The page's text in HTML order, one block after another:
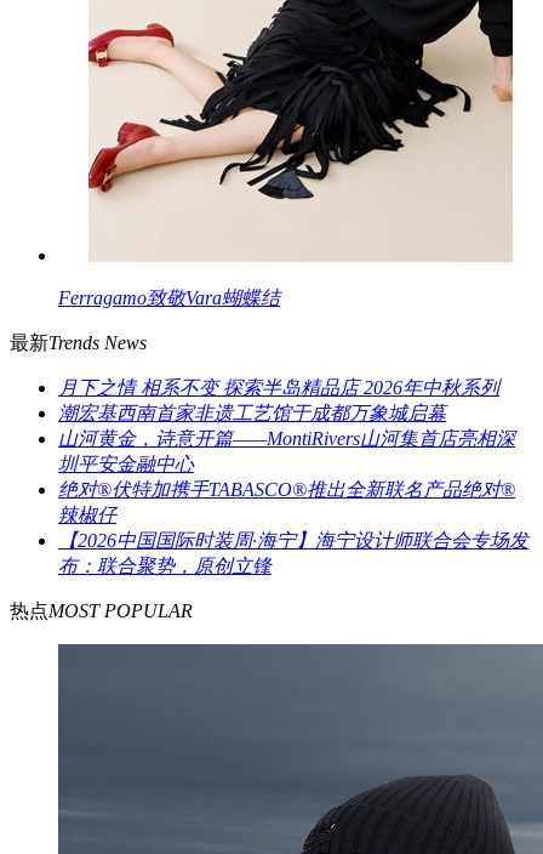
Ferragamo致敬Vara蝴蝶结
最新Trends News
月下之情 相系不变 探索半岛精品店 2026年中秋系列
潮宏基西南首家非遗工艺馆于成都万象城启幕
山河黄金，诗意开篇——MontiRivers山河集首店亮相深
圳平安金融中心
绝对®伏特加携手TABASCO®推出全新联名产品绝对®
辣椒仔
【2026中国国际时装周·海宁】海宁设计师联合会专场发
布：联合聚势，原创立锋
热点MOST POPULAR